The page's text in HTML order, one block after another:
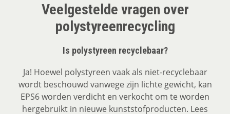
Veelgestelde vragen over
polystyreenrecycling
Is polystyreen recyclebaar?
Ja! Hoewel polystyreen vaak als niet-recyclebaar
wordt beschouwd vanwege zijn lichte gewicht, kan
EPS6 worden verdicht en verkocht om te worden
hergebruikt in nieuwe kunststofproducten. Lees